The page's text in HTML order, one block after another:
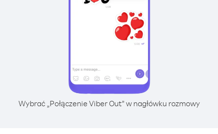
Wybrać „Połączenie Viber Out” w nagłówku rozmowy